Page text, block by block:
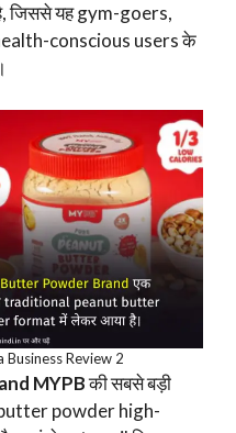
जिससे यह gym-goers,
conscious users के
Business Review 2
MYPBकी सबसे बड़ी
butter powder high-